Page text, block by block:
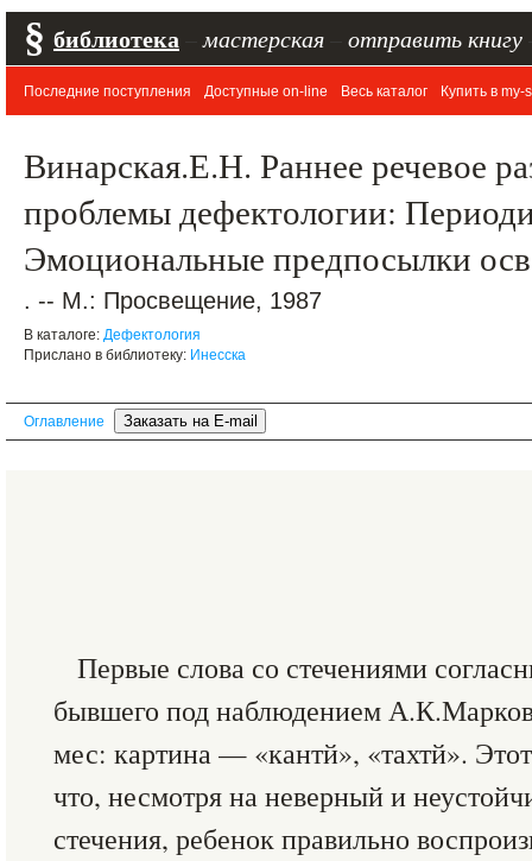
§ библиотека мастерская отправить книгу
Последние поступления Доступные on-line Весь каталог Купить в my-
Винарская.Е.Н. Раннее речевое
проблемы дефектологии:
Эмоциональные предпосылки
. -- М.: Просвещение, 1987
В каталоге: Дефектология
Прислано в библиотеку: Инесска
Оглавление
Первые слова со стечениями
бывшего под наблюдением
мес: картина — «кантй», «тахтй».
что, несмотря на неверный и
стечения, ребенок правильно